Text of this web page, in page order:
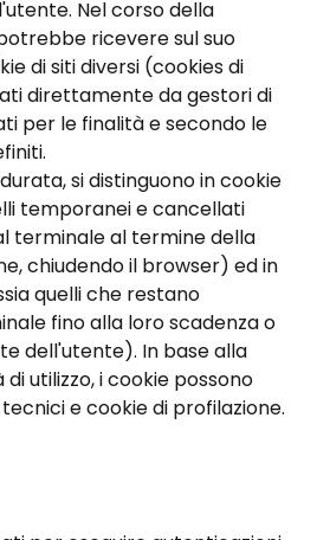
Nel corso della
ricevere sul suo
di siti diversi (cookies di
direttamente da gestori di
per le finalità e secondo le
si distinguono in cookie
temporanei e cancellati
terminale al termine della
chiudendo il browser) ed in
quelli che restano
fino alla loro scadenza o
dell'utente). In base alla
utilizzo, i cookie possono
e cookie di profilazione.